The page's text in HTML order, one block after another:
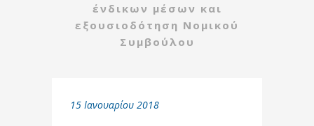
ένδικων μέσων και
εξουσιοδότηση Νομικού
Συμβούλου
15 Ιανουαρίου 2018